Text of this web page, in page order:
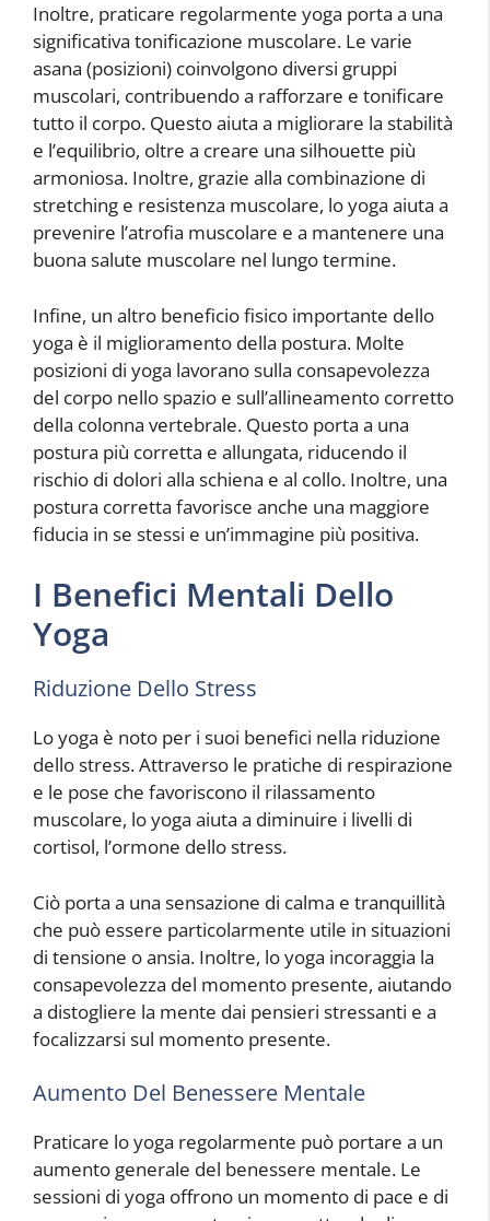
Inoltre, praticare regolarmente yoga porta a una
significativa tonificazione muscolare. Le varie
asana (posizioni) coinvolgono diversi gruppi
muscolari, contribuendo a rafforzare e tonificare
tutto il corpo. Questo aiuta a migliorare la stabilità
e l’equilibrio, oltre a creare una silhouette più
armoniosa. Inoltre, grazie alla combinazione di
stretching e resistenza muscolare, lo yoga aiuta a
prevenire l’atrofia muscolare e a mantenere una
buona salute muscolare nel lungo termine.
Infine, un altro beneficio fisico importante dello
yoga è il miglioramento della postura. Molte
posizioni di yoga lavorano sulla consapevolezza
del corpo nello spazio e sull’allineamento corretto
della colonna vertebrale. Questo porta a una
postura più corretta e allungata, riducendo il
rischio di dolori alla schiena e al collo. Inoltre, una
postura corretta favorisce anche una maggiore
fiducia in se stessi e un’immagine più positiva.
I Benefici Mentali Dello
Yoga
Riduzione Dello Stress
Lo yoga è noto per i suoi benefici nella riduzione
dello stress. Attraverso le pratiche di respirazione
e le pose che favoriscono il rilassamento
muscolare, lo yoga aiuta a diminuire i livelli di
cortisol, l’ormone dello stress.
Ciò porta a una sensazione di calma e tranquillità
che può essere particolarmente utile in situazioni
di tensione o ansia. Inoltre, lo yoga incoraggia la
consapevolezza del momento presente, aiutando
a distogliere la mente dai pensieri stressanti e a
focalizzarsi sul momento presente.
Aumento Del Benessere Mentale
Praticare lo yoga regolarmente può portare a un
aumento generale del benessere mentale. Le
sessioni di yoga offrono un momento di pace e di